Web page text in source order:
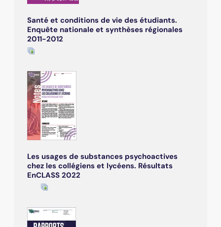
Santé et conditions de vie des étudiants.
Enquête nationale et synthèses régionales
2011-2012
Les usages de substances psychoactives
chez les collégiens et lycéens. Résultats
EnCLASS 2022